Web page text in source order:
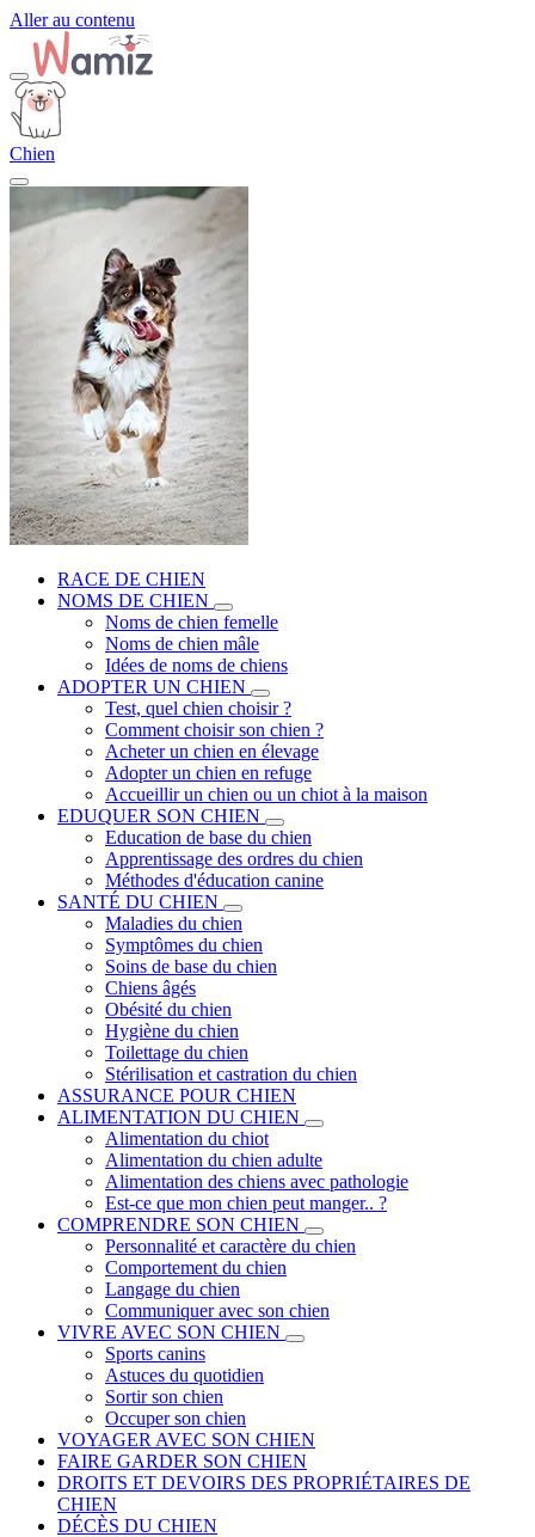
Aller au contenu
Chien
RACE DE CHIEN
NOMS DE CHIEN
Noms de chien femelle
Noms de chien mâle
Idées de noms de chiens
ADOPTER UN CHIEN
Test, quel chien choisir ?
Comment choisir son chien ?
Acheter un chien en élevage
Adopter un chien en refuge
Accueillir un chien ou un chiot à la maison
EDUQUER SON CHIEN
Education de base du chien
Apprentissage des ordres du chien
Méthodes d'éducation canine
SANTÉ DU CHIEN
Maladies du chien
Symptômes du chien
Soins de base du chien
Chiens âgés
Obésité du chien
Hygiène du chien
Toilettage du chien
Stérilisation et castration du chien
ASSURANCE POUR CHIEN
ALIMENTATION DU CHIEN
Alimentation du chiot
Alimentation du chien adulte
Alimentation des chiens avec pathologie
Est-ce que mon chien peut manger.. ?
COMPRENDRE SON CHIEN
Personnalité et caractère du chien
Comportement du chien
Langage du chien
Communiquer avec son chien
VIVRE AVEC SON CHIEN
Sports canins
Astuces du quotidien
Sortir son chien
Occuper son chien
VOYAGER AVEC SON CHIEN
FAIRE GARDER SON CHIEN
DROITS ET DEVOIRS DES PROPRIÉTAIRES DE
CHIEN
DÉCÈS DU CHIEN